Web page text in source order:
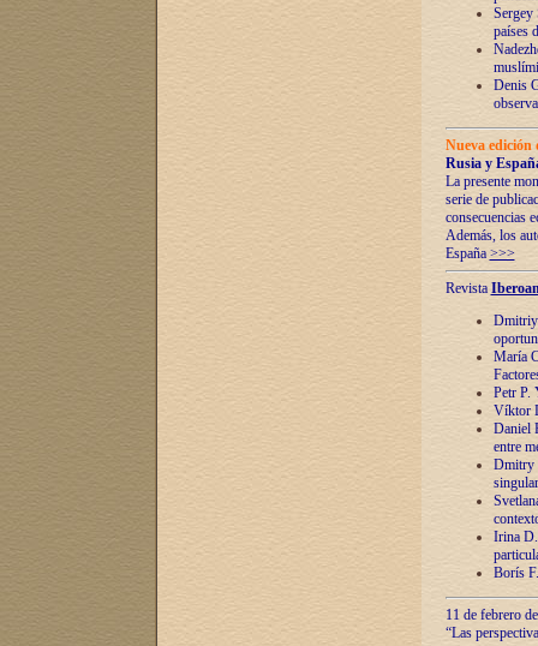
Sergey
países
Denis
Nueva
Rusia y
La presente
serie de
consecuencias
Además, los
España >>>
Revista
Dmitriy
María
Petr P.
Víktor
Daniel
entre
Dmitry
Irina
Borís
11 de febrero
“Las